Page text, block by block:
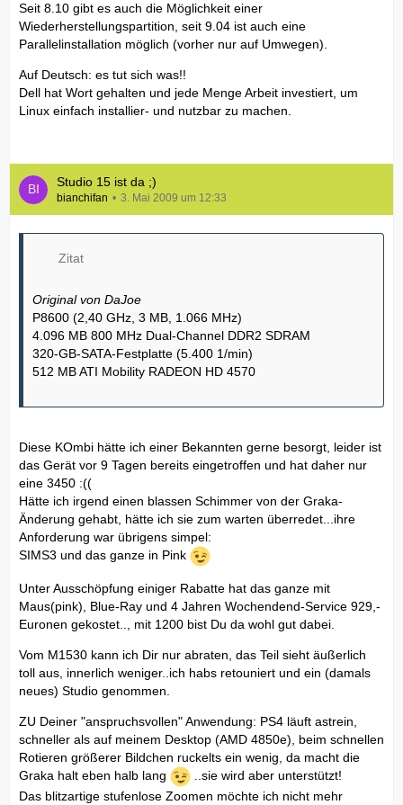
Seit 8.10 gibt es auch die Möglichkeit einer
Wiederherstellungspartition, seit 9.04 ist auch eine
Parallelinstallation möglich (vorher nur auf Umwegen).
Auf Deutsch: es tut sich was!!
Dell hat Wort gehalten und jede Menge Arbeit investiert, um
Linux einfach installier- und nutzbar zu machen.
Studio 15 ist da ;)
bianchifan 3. Mai 2009 um 12:33
Zitat
Original von DaJoe
P8600 (2,40 GHz, 3 MB, 1.066 MHz)
4.096 MB 800 MHz Dual-Channel DDR2 SDRAM
320-GB-SATA-Festplatte (5.400 1/min)
512 MB ATI Mobility RADEON HD 4570
Diese KOmbi hätte ich einer Bekannten gerne besorgt, leider ist
das Gerät vor 9 Tagen bereits eingetroffen und hat daher nur
eine 3450 :((
Hätte ich irgend einen blassen Schimmer von der Graka-
Änderung gehabt, hätte ich sie zum warten überredet...ihre
Anforderung war übrigens simpel:
SIMS3 und das ganze in Pink
Unter Ausschöpfung einiger Rabatte hat das ganze mit
Maus(pink), Blue-Ray und 4 Jahren Wochendend-Service 929,-
Euronen gekostet.., mit 1200 bist Du da wohl gut dabei.
Vom M1530 kann ich Dir nur abraten, das Teil sieht äußerlich
toll aus, innerlich weniger..ich habs retouniert und ein (damals
neues) Studio genommen.
ZU Deiner "anspruchsvollen" Anwendung: PS4 läuft astrein,
schneller als auf meinem Desktop (AMD 4850e), beim schnellen
Rotieren größerer Bildchen ruckelts ein wenig, da macht die
Graka halt eben halb lang
..sie wird aber unterstützt!
Das blitzartige stufenlose Zoomen möchte ich nicht mehr